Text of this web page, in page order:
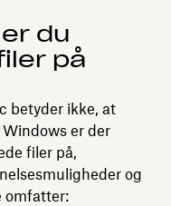
du
på
betyder ikke, at
er der
filer på,
og
omfatter: